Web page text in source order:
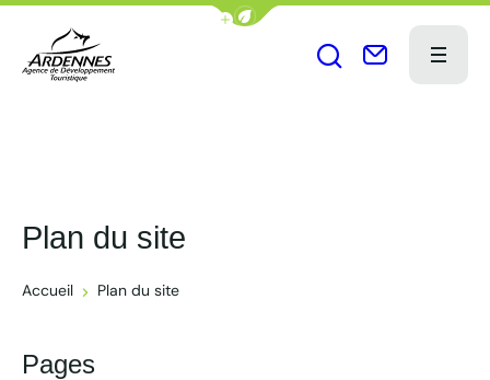
Afficher la barre de navigation du
Ouvrir le
Nous Menu
Plan du site
Accueil Plan du site
Pages